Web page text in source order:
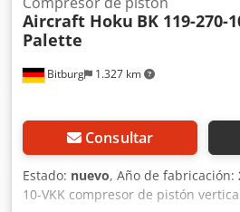
Bitburg 1.327 km
Aircraft Hoku BK 119-270-
Palette
Consultar
Estado: nuevo, Año de fabricación:
10-VKK compresor de pistón